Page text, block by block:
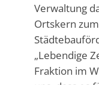
Verwaltung
Ortskern zum
„Lebendige
Fraktion im